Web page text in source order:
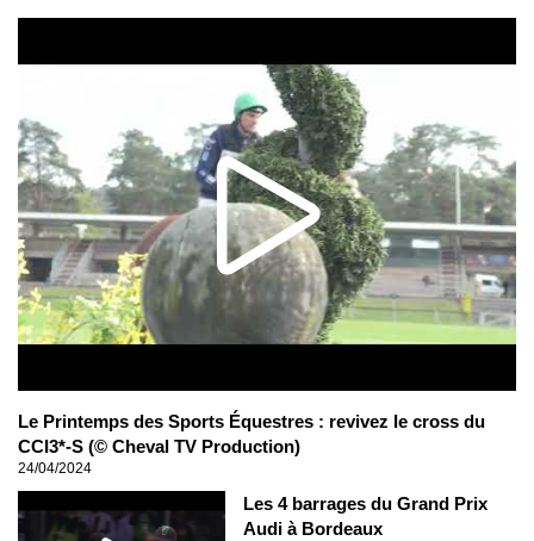
Le Printemps des Sports Équestres : revivez le cross du
CCI3*-S (© Cheval TV Production)
24/04/2024
Les 4 barrages du Grand Prix
Audi à Bordeaux